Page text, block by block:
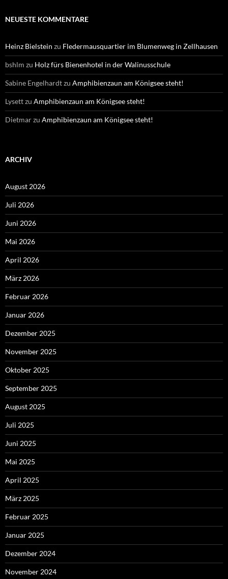
NEUESTE KOMMENTARE
Heinz Bielstein zu Fledermausquartier im Blumenweg in Zellhausen
bshlm zu Holz fürs Bienenhotel in der Walinusschule
Sabine Engelhardtzu Amphibienzaun am Königsee steht!
Lysettzu Amphibienzaun am Königsee steht!
Dietmarzu Amphibienzaun am Königsee steht!
ARCHIV
August 2026
Juli 2026
Juni 2026
Mai 2026
April 2026
März 2026
Februar 2026
Januar 2026
Dezember 2025
November 2025
Oktober 2025
September 2025
August 2025
Juli 2025
Juni 2025
Mai 2025
April 2025
März 2025
Februar 2025
Januar 2025
Dezember 2024
November 2024